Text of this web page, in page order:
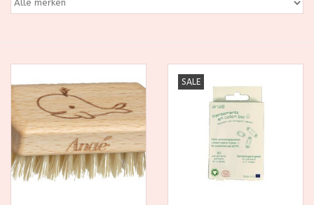
Ditjes & Datjes
Kadootjes
Belgisch
Workshops
SALE